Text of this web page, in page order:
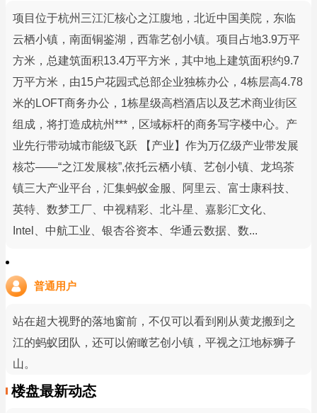
项目位于杭州三江汇核心之江腹地，北近中国美院，东临
云栖小镇，南面铜鉴湖，西靠艺创小镇。项目占地3.9万平
方米，总建筑面积13.4万平方米，其中地上建筑面积约9.7
万平方米，由15户花园式总部企业独栋办公，4栋层高4.78
米的LOFT商务办公，1栋星级高档酒店以及艺术商业街区
组成，将打造成杭州***，区域标杆的商务写字楼中心。产
业先行带动城市能级飞跃 【产业】作为万亿级产业带发展
核芯——“之江发展核”,依托云栖小镇、艺创小镇、龙坞茶
镇三大产业平台，汇集蚂蚁金服、阿里云、富士康科技、
英特、数梦工厂、中视精彩、北斗星、嘉影汇文化、
Intel、中航工业、银杏谷资本、华通云数据、数...
普通用户
站在超大视野的落地窗前，不仅可以看到刚从黄龙搬到之
江的蚂蚁团队，还可以俯瞰艺创小镇，平视之江地标狮子
山。
楼盘最新动态